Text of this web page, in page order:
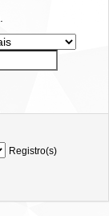
Registro(s)